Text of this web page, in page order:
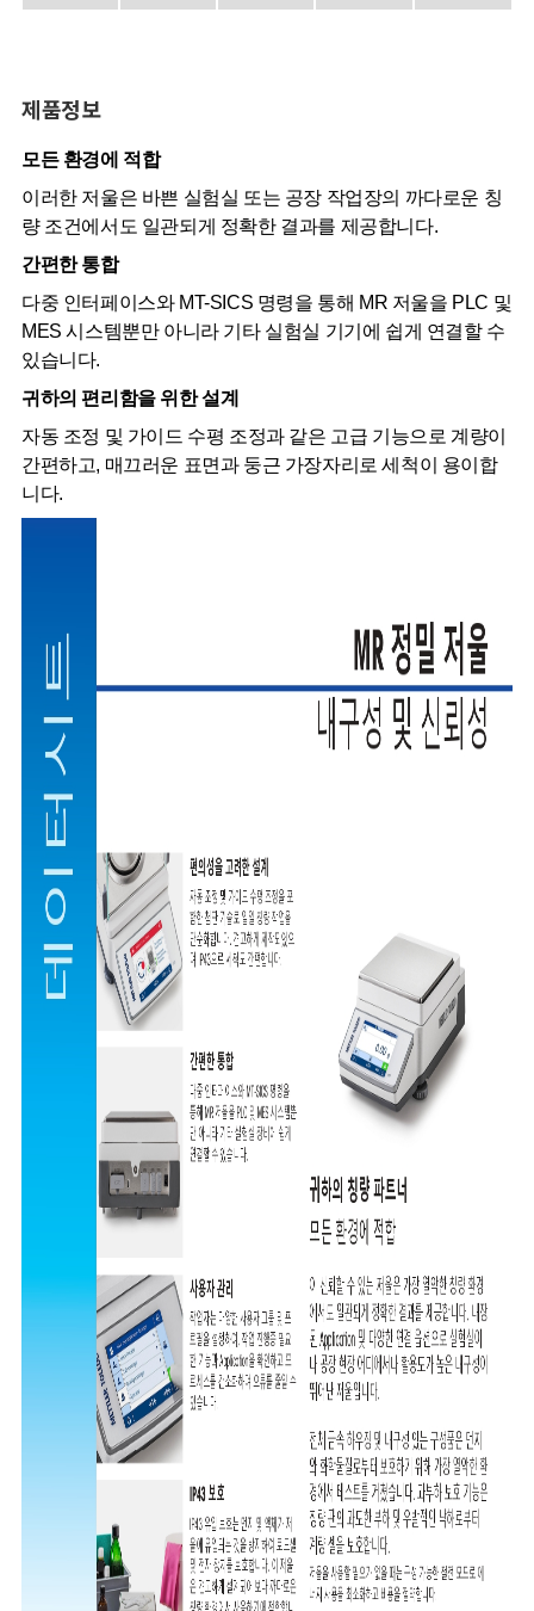
제품정보
모든 환경에 적합
이러한 저울은 바쁜 실험실 또는 공장 작업장의 까다로운 칭
량 조건에서도 일관되게 정확한 결과를 제공합니다.
간편한 통합
다중 인터페이스와 MT-SICS 명령을 통해 MR 저울을 PLC 및
MES 시스템뿐만 아니라 기타 실험실 기기에 쉽게 연결할 수
있습니다.
귀하의 편리함을 위한 설계
자동 조정 및 가이드 수평 조정과 같은 고급 기능으로 계량이
간편하고, 매끄러운 표면과 둥근 가장자리로 세척이 용이합
니다.